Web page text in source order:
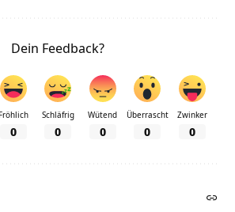
Dein Feedback?
Fröhlich
0
Schläfrig
0
Wütend
0
Überrascht
0
Zwinker
0